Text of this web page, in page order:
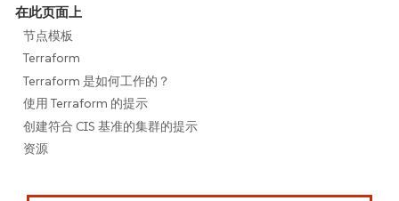
在此页面上
节点模板
Terraform
Terraform 是如何工作的？
使用 Terraform 的提示
创建符合 CIS 基准的集群的提示
资源